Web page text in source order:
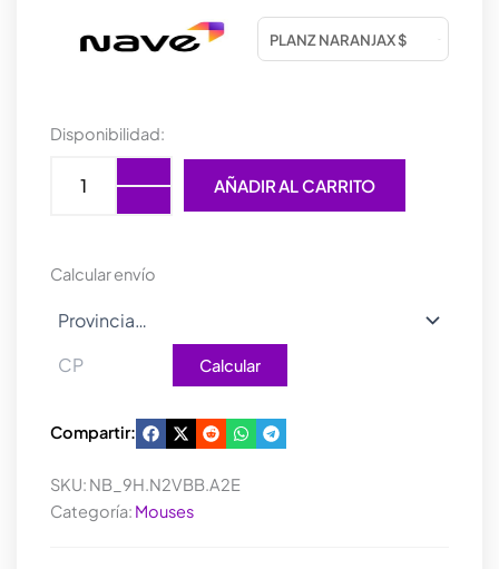
Disponibilidad:
MOUSE
ZOWIE
ZA12-
cantidad
AÑADIR AL CARRITO
Calcular envío
Calcular
Compartir:
SKU: NB_9H.N2VBB.A2E
Categoría: Mouses